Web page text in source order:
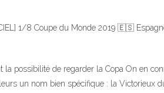
1/8 Coupe du Monde 2019 🇪🇸
la possibilité de regarder la Copa On en
un nom bien spécifique : la Victorieux